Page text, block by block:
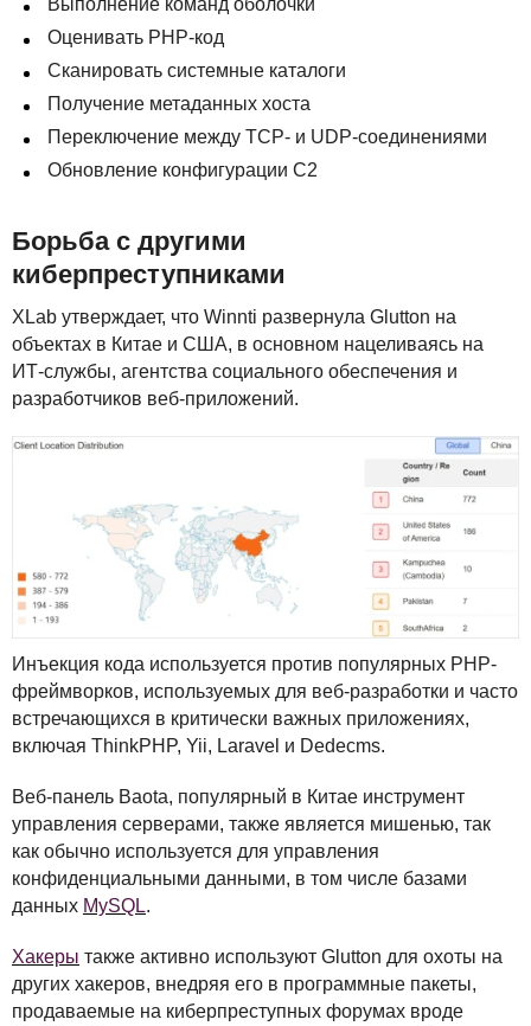
Оценивать PHP-код
Сканировать системные каталоги
Получение метаданных хоста
Переключение между TCP- и UDP-соединениями
Обновление конфигурации C2
Борьба с другими
киберпреступниками
XLab утверждает, что Winnti развернула Glutton на
объектах в Китае и США, в основном нацеливаясь на
ИТ-службы, агентства социального обеспечения и
разработчиков веб-приложений.
Инъекция кода используется против популярных PHP-
фреймворков, используемых для веб-разработки и часто
встречающихся в критически важных приложениях,
включая ThinkPHP, Yii, Laravel и Dedecms.
Веб-панель Baota, популярный в Китае инструмент
управления серверами, также является мишенью, так
как обычно используется для управления
конфиденциальными данными, в том числе базами
данных MySQL.
Хакеры также активно используют Glutton для охоты на
других хакеров, внедряя его в программные пакеты,
продаваемые на киберпреступных форумах вроде